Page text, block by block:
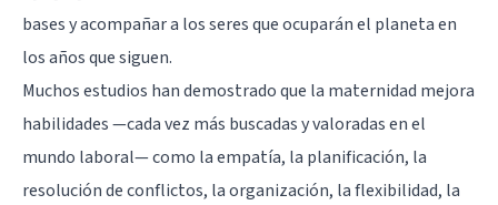
bases y acompañar a los seres que ocuparán el planeta en
los años que siguen.
Muchos estudios han demostrado que la maternidad mejora
habilidades —cada vez más buscadas y valoradas en el
mundo laboral— como la empatía, la planificación, la
resolución de conflictos, la organización, la flexibilidad, la